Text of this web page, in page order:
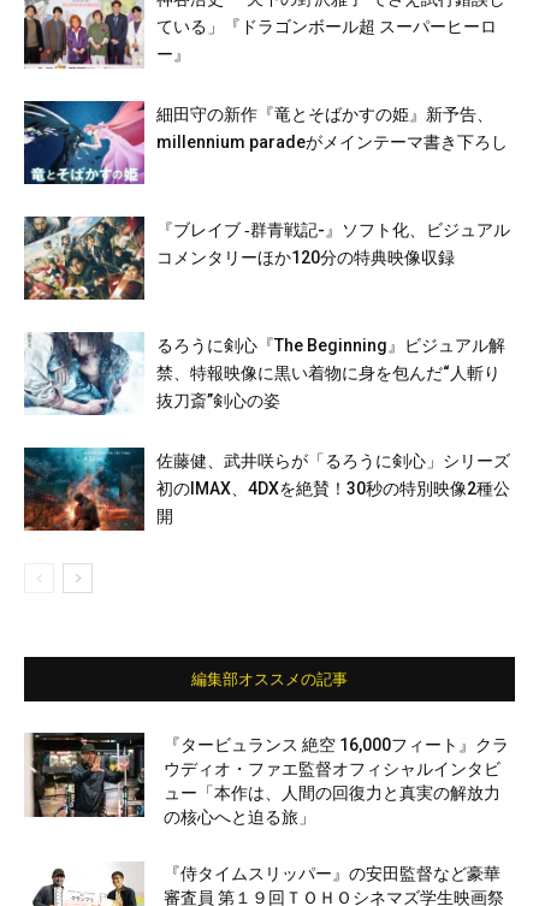
ている」『ドラゴンボール超 スーパーヒーロ
ー』
細田守の新作『竜とそばかすの姫』新予告、
millennium paradeがメインテーマ書き下ろし
『ブレイブ ‐群青戦記-』ソフト化、ビジュアル
コメンタリーほか120分の特典映像収録
るろうに剣心『The Beginning』ビジュアル解
禁、特報映像に黒い着物に身を包んだ“人斬り
抜刀斎”剣心の姿
佐藤健、武井咲らが「るろうに剣心」シリーズ
初のIMAX、4DXを絶賛！30秒の特別映像2種公
開
編集部オススメの記事
『タービュランス 絶空 16,000フィート』クラ
ウディオ・ファエ監督オフィシャルインタビ
ュー「本作は、人間の回復力と真実の解放力
の核心へと迫る旅」
『侍タイムスリッパー』の安田監督など豪華
審査員 第１９回ＴＯＨＯシネマズ学生映画祭